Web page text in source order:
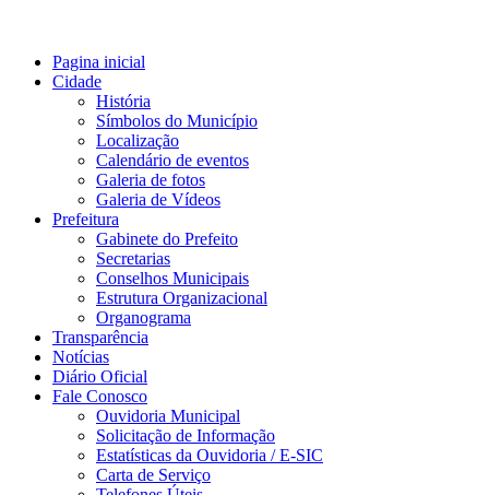
Pagina inicial
Cidade
História
Símbolos do Município
Localização
Calendário de eventos
Galeria de fotos
Galeria de Vídeos
Prefeitura
Gabinete do Prefeito
Secretarias
Conselhos Municipais
Estrutura Organizacional
Organograma
Transparência
Notícias
Diário Oficial
Fale Conosco
Ouvidoria Municipal
Solicitação de Informação
Estatísticas da Ouvidoria / E-SIC
Carta de Serviço